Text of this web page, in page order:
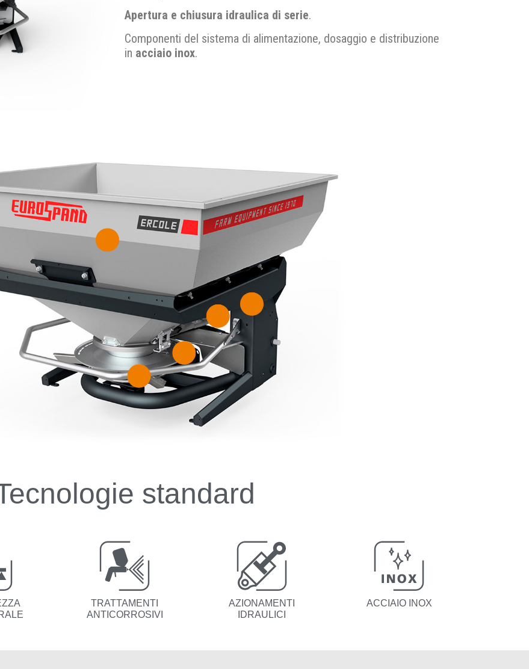
Apertura e chiusura idraulica di serie.
Componenti del sistema di alimentazione, dosaggio e distribuzione
in acciaio inox.
standard
TRATTAMENTI
ANTICORROSIVI
AZIONAMENTI
IDRAULICI
ACCIAIO INOX